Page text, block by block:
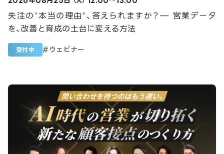
失注の”本当の理由”、答えられますか？— 営業データ
を、改善と育成の土台に変える方法
受付中 # ウェビナー